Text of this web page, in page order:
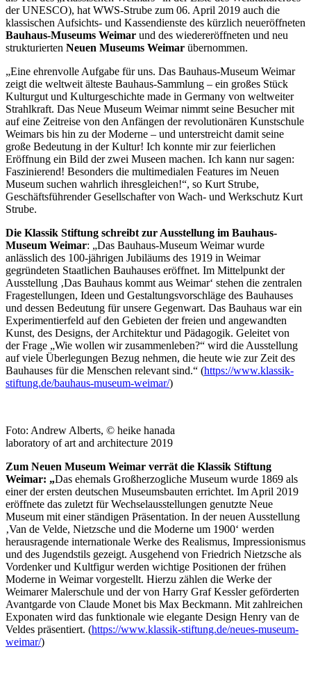
der UNESCO), hat WWS-Strube zum 06. April 2019 auch die
klassischen Aufsichts- und Kassendienste des kürzlich neueröffneten
Bauhaus-Museums Weimar und des wiedereröffneten und neu
strukturierten Neuen Museums Weimar übernommen.
„Eine ehrenvolle Aufgabe für uns. Das Bauhaus-Museum Weimar
zeigt die weltweit älteste Bauhaus-Sammlung – ein großes Stück
Kulturgut und Kulturgeschichte made in Germany von weltweiter
Strahlkraft. Das Neue Museum Weimar nimmt seine Besucher mit
auf eine Zeitreise von den Anfängen der revolutionären Kunstschule
Weimars bis hin zu der Moderne – und unterstreicht damit seine
große Bedeutung in der Kultur! Ich konnte mir zur feierlichen
Eröffnung ein Bild der zwei Museen machen. Ich kann nur sagen:
Faszinierend! Besonders die multimedialen Features im Neuen
Museum suchen wahrlich ihresgleichen!“, so Kurt Strube,
Geschäftsführender Gesellschafter von Wach- und Werkschutz Kurt
Strube.
Die Klassik Stiftung schreibt zur Ausstellung im Bauhaus-
Museum Weimar: „Das Bauhaus-Museum Weimar wurde
anlässlich des 100-jährigen Jubiläums des 1919 in Weimar
gegründeten Staatlichen Bauhauses eröffnet. Im Mittelpunkt der
Ausstellung ‚Das Bauhaus kommt aus Weimar‘ stehen die zentralen
Fragestellungen, Ideen und Gestaltungsvorschläge des Bauhauses
und dessen Bedeutung für unsere Gegenwart. Das Bauhaus war ein
Experimentierfeld auf den Gebieten der freien und angewandten
Kunst, des Designs, der Architektur und Pädagogik. Geleitet von
der Frage „Wie wollen wir zusammenleben?“ wird die Ausstellung
auf viele Überlegungen Bezug nehmen, die heute wie zur Zeit des
Bauhauses für die Menschen relevant sind.“ (https://www.klassik-
stiftung.de/bauhaus-museum-weimar/)
Foto: Andrew Alberts, © heike hanada
laboratory of art and architecture 2019
Zum Neuen Museum Weimar verrät die Klassik Stiftung
Weimar: „Das ehemals Großherzogliche Museum wurde 1869 als
einer der ersten deutschen Museumsbauten errichtet. Im April 2019
eröffnete das zuletzt für Wechselausstellungen genutzte Neue
Museum mit einer ständigen Präsentation. In der neuen Ausstellung
‚Van de Velde, Nietzsche und die Moderne um 1900‘ werden
herausragende internationale Werke des Realismus, Impressionismus
und des Jugendstils gezeigt. Ausgehend von Friedrich Nietzsche als
Vordenker und Kultfigur werden wichtige Positionen der frühen
Moderne in Weimar vorgestellt. Hierzu zählen die Werke der
Weimarer Malerschule und der von Harry Graf Kessler geförderten
Avantgarde von Claude Monet bis Max Beckmann. Mit zahlreichen
Exponaten wird das funktionale wie elegante Design Henry van de
Veldes präsentiert. (https://www.klassik-stiftung.de/neues-museum-
weimar/)